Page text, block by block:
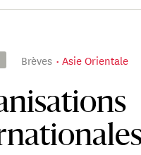
Brèves Asie Orientale